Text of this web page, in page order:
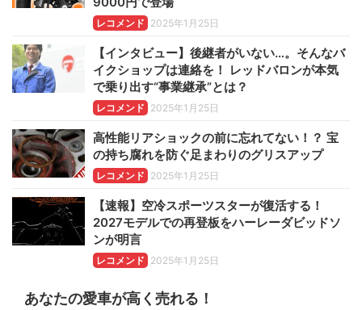
レコメンド 2025年1月25日
【インタビュー】後継者がいない…。そんなバ
イクショップは連絡を！ レッドバロンが本気
で乗り出す“事業継承”とは？
レコメンド 2025年1月25日
高性能リアショックの前に忘れてない！？ 宝
の持ち腐れを防ぐ足まわりのグリスアップ
レコメンド 2025年1月25日
【速報】空冷スポーツスターが復活する！
2027モデルでの再登板をハーレーダビッドソ
ンが明言
レコメンド 2025年1月25日
あなたの愛車が高く売れる！